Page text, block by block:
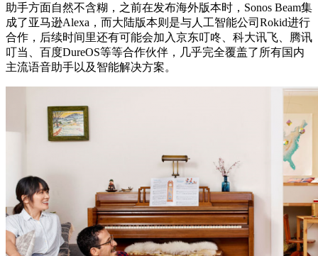
助手方面自然不含糊，之前在发布海外版本时，Sonos Beam集
成了亚马逊Alexa，而大陆版本则是与人工智能公司Rokid进行
合作，后续时间里还有可能会加入京东叮咚、科大讯飞、腾讯
叮当、百度DureOS等等合作伙伴，几乎完全覆盖了所有国内
主流语音助手以及智能解决方案。